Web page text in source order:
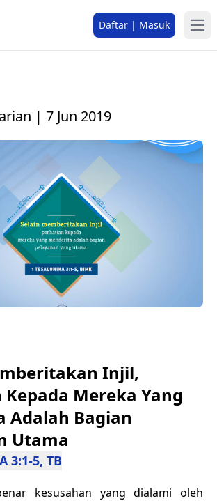
Daftar | Masuk
| 7 Jun 2019
Injil,
Mereka Yang
Adalah Bagian
Utama
3:1-5, TB
kesusahan yang dialami oleh